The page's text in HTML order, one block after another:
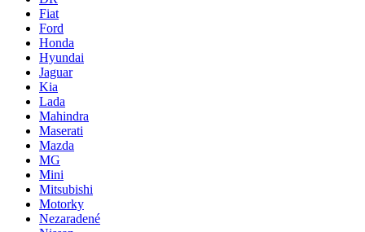
Fiat
Ford
Honda
Hyundai
Jaguar
Kia
Lada
Mahindra
Maserati
Mazda
MG
Mini
Mitsubishi
Motorky
Nezaradené